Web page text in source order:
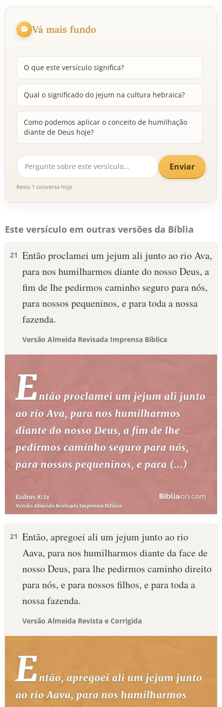
Vá mais fundo
O que este versículo significa?
Qual o significado do jejum na cultura hebraica?
Como podemos aplicar o conceito de humilhação
diante de Deus hoje?
Enviar
Resta 1 conversa hoje
Este versículo em outras versões da Bíblia
21 Então proclamei um jejum ali junto ao rio Ava,
para nos humilharmos diante do nosso Deus, a
fim de lhe pedirmos caminho seguro para nós,
para nossos pequeninos, e para toda a nossa
fazenda.
Versão Almeida Revisada Imprensa Bíblica
21 Então, apregoei ali um jejum junto ao rio
Aava, para nos humilharmos diante da face de
nosso Deus, para lhe pedirmos caminho direito
para nós, e para nossos filhos, e para toda a
nossa fazenda.
Versão Almeida Revista e Corrigida